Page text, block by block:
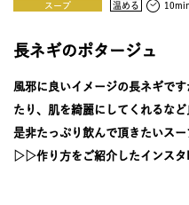
よくある
スープ 温める
長ネギのポタージュ
風邪に良いイメージの長ネギで
たり、肌を綺麗にしてくれるな
是非たっぷり飲んで頂きたいスー
▷▷作り方をご紹介したインスタ